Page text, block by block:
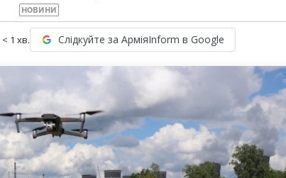
НОВИНИ
< 1 хв. Слідкуйте за АрміяInform в Google